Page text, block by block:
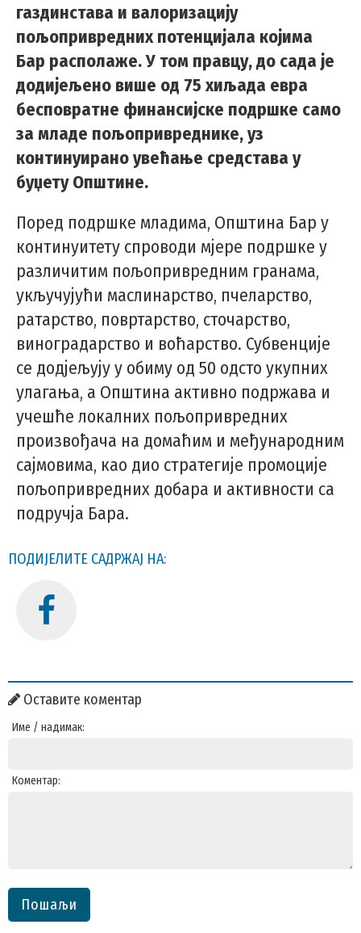
газдинстава и валоризацију
пољопривредних потенцијала којима
Бар располаже. У том правцу, до сада је
додијељено више од 75 хиљада евра
бесповратне финансијске подршке само
за младе пољопривреднике, уз
континуирано увећање средстава у
буџету Општине.
Поред подршке младима, Општина Бар у
континуитету спроводи мјере подршке у
различитим пољопривредним гранама,
укључујући маслинарство, пчеларство,
ратарство, повртарство, сточарство,
виноградарство и воћарство. Субвенције
се додјељују у обиму од 50 одсто укупних
улагања, а Oпштина активно подржава и
учешће локалних пољопривредних
произвођача на домаћим и међународним
сајмовима, као дио стратегије промоције
пољопривредних добара и активности са
подручја Бара.
ПОДИЈЕЛИТЕ САДРЖАЈ НА:
Оставите коментар
Име / надимак:
Коментар:
Пошаљи